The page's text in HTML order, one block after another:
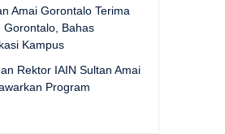
Amai Gorontalo Terima
Gorontalo, Bahas
Kampus
Rektor IAIN Sultan Amai
Program